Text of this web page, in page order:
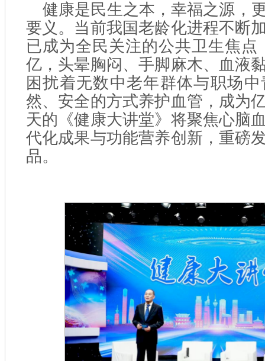
健康是民生之本，幸福之源，
要义。当前我国老龄化进程不断
已成为全民关注的公共卫生焦点
亿，头晕胸闷、手脚麻木、血液
困扰着无数中老年群体与职场
然、安全的方式养护血管，成为
天的《健康大讲堂》将聚焦心脑
代化成果与功能营养创新，重磅
品。